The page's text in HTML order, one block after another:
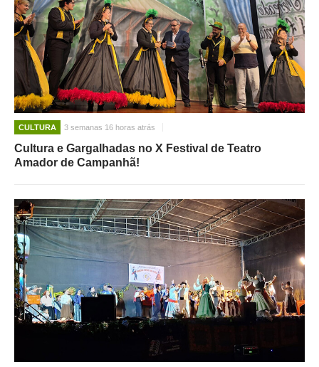
CULTURA 3 semanas 16 horas atrás
Cultura e Gargalhadas no X Festival de Teatro
Amador de Campanhã!